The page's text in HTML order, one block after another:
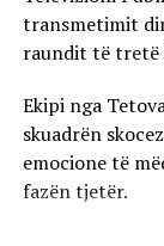
transmetimit
raundit të tretë
Ekipi nga
skuadrën
emocione të
fazën tjetër.